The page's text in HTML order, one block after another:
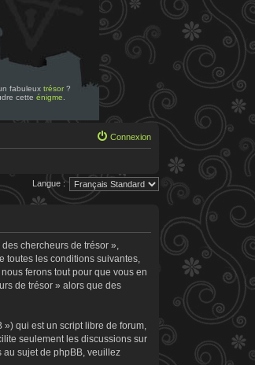
fabuleux trésor ?
cette énigme
Connexion
Langue :
chercheurs de trésor »,
toutes les conditions suivantes,
ferons tout pour que vous en
de trésor » alors que des
qui est un script libre de forum,
seulement les discussions sur
au sujet de phpBB, veuillez